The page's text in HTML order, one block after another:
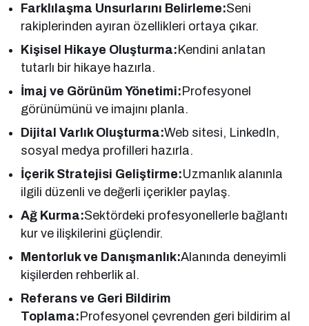
Farklılaşma Unsurlarını Belirleme:Seni
rakiplerinden ayıran özellikleri ortaya çıkar.
Kişisel Hikaye Oluşturma:Kendini anlatan
tutarlı bir hikaye hazırla.
İmaj ve Görünüm Yönetimi:Profesyonel
görünümünü ve imajını planla.
Dijital Varlık Oluşturma:Web sitesi, LinkedIn,
sosyal medya profilleri hazırla.
İçerik Stratejisi Geliştirme:Uzmanlık alanınla
ilgili düzenli ve değerli içerikler paylaş.
Ağ Kurma:Sektördeki profesyonellerle bağlantı
kur ve ilişkilerini güçlendir.
Mentorluk ve Danışmanlık:Alanında deneyimli
kişilerden rehberlik al.
Referans ve Geri Bildirim
Toplama:Profesyonel çevrenden geri bildirim al